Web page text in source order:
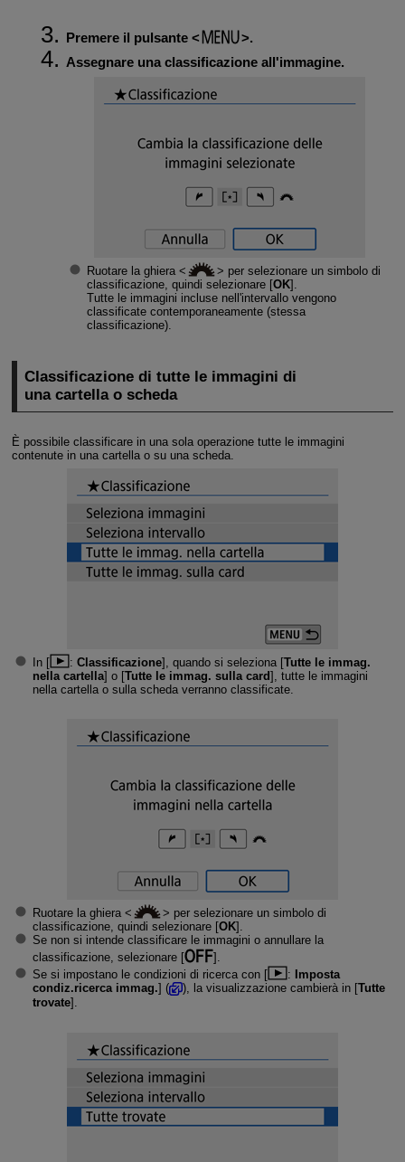
Premere il pulsante
.
Assegnare una classificazione all'immagine.
Ruotare la ghiera
per selezionare un simbolo di
classificazione, quindi selezionare [OK].
Tutte le immagini incluse nell'intervallo vengono
classificate contemporaneamente (stessa
classificazione).
Classificazione di tutte le immagini di
una cartella o scheda
È possibile classificare in una sola operazione tutte le immagini
contenute in una cartella o su una scheda.
In [ : Classificazione], quando si seleziona [Tutte le immag.
nella cartella] o [Tutte le immag. sulla card], tutte le immagini
nella cartella o sulla scheda verranno classificate.
Ruotare la ghiera
per selezionare un simbolo di
classificazione, quindi selezionare [OK].
Se non si intende classificare le immagini o annullare la
classificazione, selezionare [
].
Se si impostano le condizioni di ricerca con [
:
Imposta
condiz.ricerca immag.] ( ), la visualizzazione cambierà in [Tutte
trovate].